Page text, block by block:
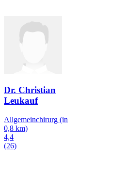
Dr. Christian
Leukauf
Allgemeinchirurg (in
0,8 km)
4,4
(26)